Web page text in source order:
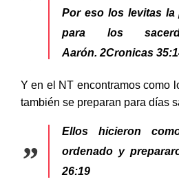
Por eso los levitas la
para los
Aarón. 2Cronicas
Y en el NT encontramos como
también se preparan para días
Ellos hicieron
ordenado y
26:19